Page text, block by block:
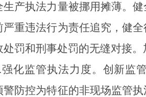
生产执法力量被挪用摊薄。
严重违法行为责任追究，健全
罚和刑事处罚的无缝对接。
强化监管执法力度。创新监
警防控为特征的非现场监管